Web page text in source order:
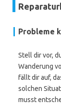
Probleme
Stell dir vor,
Wanderung
fällt dir auf,
solchen
musst